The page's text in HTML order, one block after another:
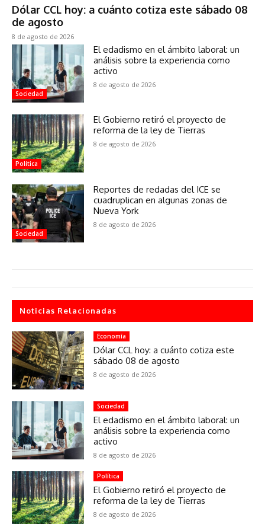
Dólar CCL hoy: a cuánto cotiza este sábado 08
de agosto
8 de agosto de 2026
Sociedad
El edadismo en el ámbito laboral: un
análisis sobre la experiencia como
activo
8 de agosto de 2026
Política
El Gobierno retiró el proyecto de
reforma de la ley de Tierras
8 de agosto de 2026
Sociedad
Reportes de redadas del ICE se
cuadruplican en algunas zonas de
Nueva York
8 de agosto de 2026
Noticias Relacionadas
Economía
Dólar CCL hoy: a cuánto cotiza este
sábado 08 de agosto
8 de agosto de 2026
Sociedad
El edadismo en el ámbito laboral: un
análisis sobre la experiencia como
activo
8 de agosto de 2026
Política
El Gobierno retiró el proyecto de
reforma de la ley de Tierras
8 de agosto de 2026